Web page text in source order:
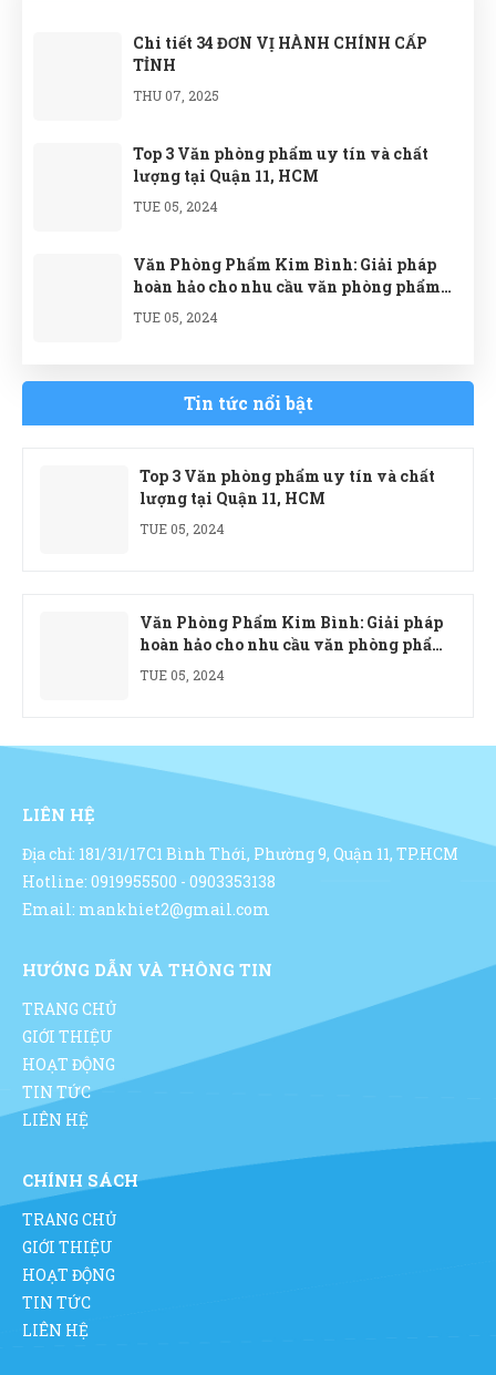
Chi tiết 34 ĐƠN VỊ HÀNH CHÍNH CẤP
TỈNH
THU 07, 2025
Top 3 Văn phòng phẩm uy tín và chất
lượng tại Quận 11, HCM
TUE 05, 2024
Văn Phòng Phẩm Kim Bình: Giải pháp
hoàn hảo cho nhu cầu văn phòng phẩm
của doanh nghiệp
TUE 05, 2024
Tin tức nổi bật
Top 3 Văn phòng phẩm uy tín và chất
lượng tại Quận 11, HCM
TUE 05, 2024
Văn Phòng Phẩm Kim Bình: Giải pháp
hoàn hảo cho nhu cầu văn phòng phẩm
của doanh nghiệp
TUE 05, 2024
LIÊN HỆ
Địa chỉ: 181/31/17C1 Bình Thới, Phường 9, Quận 11, TP.HCM
Hotline: 0919955500 - 0903353138
Email: mankhiet2@gmail.com
HƯỚNG DẪN VÀ THÔNG TIN
TRANG CHỦ
GIỚI THIỆU
HOẠT ĐỘNG
TIN TỨC
LIÊN HỆ
CHÍNH SÁCH
TRANG CHỦ
GIỚI THIỆU
HOẠT ĐỘNG
TIN TỨC
LIÊN HỆ